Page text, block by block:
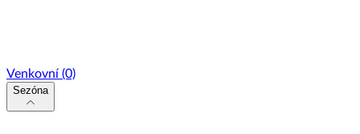
Venkovní (0)
Sezóna